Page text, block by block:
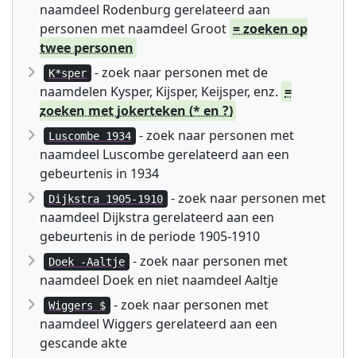
naamdeel Rodenburg gerelateerd aan
personen met naamdeel Groot = zoeken op
twee personen
K*sper
- zoek naar personen met de
naamdelen Kysper, Kijsper, Keijsper, enz. =
zoeken met jokerteken (* en ?)
Luscombe 1934
- zoek naar personen met
naamdeel Luscombe gerelateerd aan een
gebeurtenis in 1934
Dijkstra 1905-1910
- zoek naar personen met
naamdeel Dijkstra gerelateerd aan een
gebeurtenis in de periode 1905-1910
Doek -Aaltje
- zoek naar personen met
naamdeel Doek en niet naamdeel Aaltje
Wiggers $
- zoek naar personen met
naamdeel Wiggers gerelateerd aan een
gescande akte